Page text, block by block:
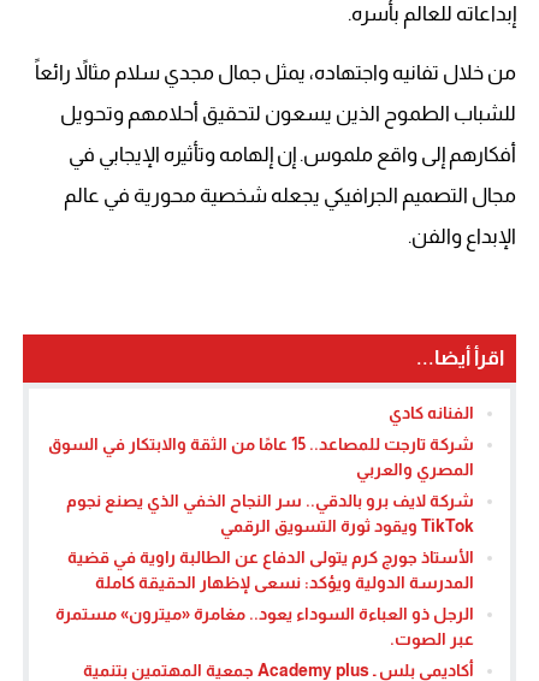
إبداعاته للعالم بأسره.
من خلال تفانيه واجتهاده، يمثل جمال مجدي سلام مثالاً رائعاً
للشباب الطموح الذين يسعون لتحقيق أحلامهم وتحويل
أفكارهم إلى واقع ملموس. إن إلهامه وتأثيره الإيجابي في
مجال التصميم الجرافيكي يجعله شخصية محورية في عالم
الإبداع والفن.
اقرأ أيضا...
الفنانه كادي
شركة تارجت للمصاعد.. 15 عامًا من الثقة والابتكار في السوق
المصري والعربي
شركة لايف برو بالدقي.. سر النجاح الخفي الذي يصنع نجوم
TikTok ويقود ثورة التسويق الرقمي
الأستاذ جورج كرم يتولى الدفاع عن الطالبة راوية في قضية
المدرسة الدولية ويؤكد: نسعى لإظهار الحقيقة كاملة
الرجل ذو العباءة السوداء يعود.. مغامرة «ميترون» مستمرة
عبر الصوت.
أكاديمي بلس ـ Academy plus جمعية المهتمين بتنمية